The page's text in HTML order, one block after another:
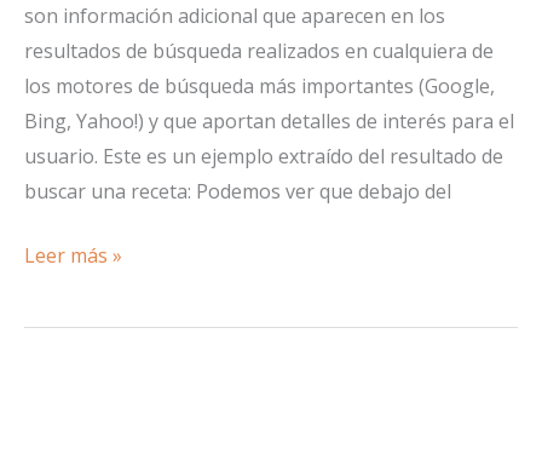
son información adicional que aparecen en los
resultados de búsqueda realizados en cualquiera de
los motores de búsqueda más importantes (Google,
Bing, Yahoo!) y que aportan detalles de interés para el
usuario. Este es un ejemplo extraído del resultado de
buscar una receta: Podemos ver que debajo del
¿Qué
los
Leer más »